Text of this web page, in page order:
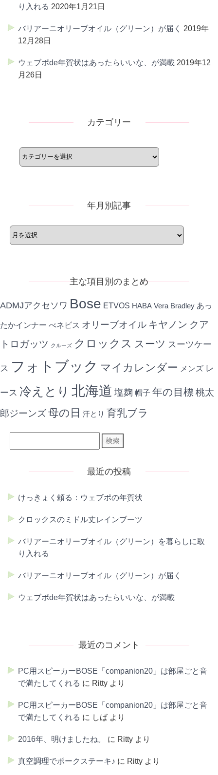
り入れる 2020年1月21日
バリアーニオリーブオイル（グリーン）が届く
2019年
12月28日
ウェブポde年賀状はあったらいいな、が満載 2019年12
月26日
カテゴリー
年月別記事
主な項目別のまとめ
ADMJアクセソワ Bose ETVOS HABA Vera Bradley あっ
たかインナー べネビス オリーブオイル キヤノン クア
トロガッツ クルーズ クロックス スーツ スーツケー
ス フォトブック マイカレンダー メンズ レ
ース 冷えとり 北海道 塩麹 帽子 年の目標 桃太
郎ジーンズ母の日 汗とり 育乳ブラ
最近の投稿
けっきょく頼る：ウェブポの年賀状
クロックスのミドル丈レインブーツ
バリアーニオリーブオイル（グリーン）を暮らしに取
り入れる
バリアーニオリーブオイル（グリーン）が届く
ウェブポde年賀状はあったらいいな、が満載
最近のコメント
PC用スピーカーBOSE「companion20」は部屋ごと音
で満たしてくれる に Ritty より
PC用スピーカーBOSE「companion20」は部屋ごと音
で満たしてくれる に しば より
2016年、明けましたね。 に Ritty より
真空調理でポークステーキ♪ に Ritty より